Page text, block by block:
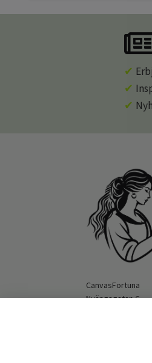
✔
✔
✔
CanvasFortuna
Nyängsgatan 6